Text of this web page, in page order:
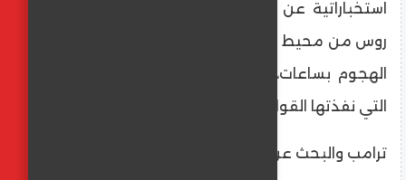
استخباراتية عن انسحاب مفاجئ لخبراء أمنيين
روس من محيط القصر الرئاسي في كاراكاس قبل
الهجوم بساعات، مما سهل عملية "الاختطاف"
التي نفذتها القوات الأمريكية.
​ترامب والبحث عن "النصر السريع"